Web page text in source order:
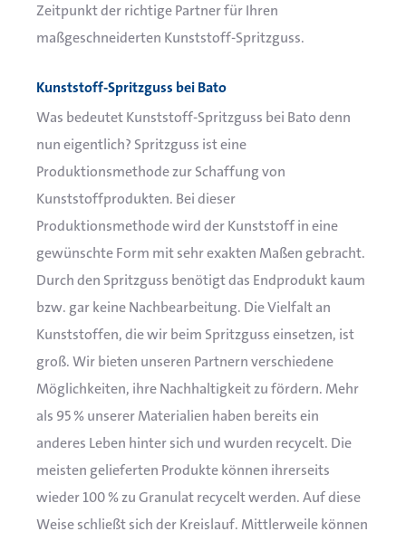
Zeitpunkt der richtige Partner für Ihren
maßgeschneiderten Kunststoff-Spritzguss.
Kunststoff-Spritzguss bei Bato
Was bedeutet Kunststoff-Spritzguss bei Bato denn
nun eigentlich? Spritzguss ist eine
Produktionsmethode zur Schaffung von
Kunststoffprodukten. Bei dieser
Produktionsmethode wird der Kunststoff in eine
gewünschte Form mit sehr exakten Maßen gebracht.
Durch den Spritzguss benötigt das Endprodukt kaum
bzw. gar keine Nachbearbeitung. Die Vielfalt an
Kunststoffen, die wir beim Spritzguss einsetzen, ist
groß. Wir bieten unseren Partnern verschiedene
Möglichkeiten, ihre Nachhaltigkeit zu fördern. Mehr
als 95 % unserer Materialien haben bereits ein
anderes Leben hinter sich und wurden recycelt. Die
meisten gelieferten Produkte können ihrerseits
wieder 100 % zu Granulat recycelt werden. Auf diese
Weise schließt sich der Kreislauf. Mittlerweile können